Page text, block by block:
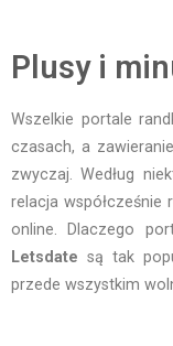
Plusy i
Wszelkie portale
czasach, a
zwyczaj. Według
relacja współcześnie
online. Dlaczego
Letsdate są tak
przede wszystkim